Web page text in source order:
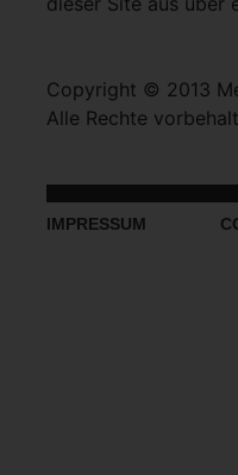
Copyright © 2013
Alle Rechte
IMPRESSUM